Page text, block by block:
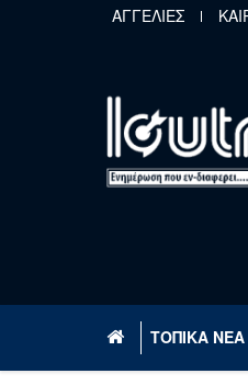
Παράκαμψη προς το κυρίως
ΑΓΓΕΛΙΕΣ
ΤΟΠΙΚΑ ΝΕΑ